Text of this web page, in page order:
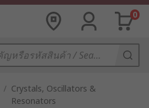
0
/ Crystals, Oscillators &
Resonators